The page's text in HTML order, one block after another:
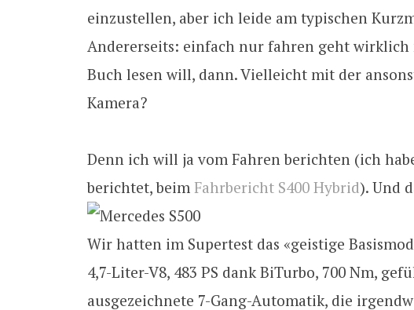
einzustellen, aber ich leide am typischen
Andererseits: einfach nur fahren geht
Buch lesen will, dann. Vielleicht mit der
Kamera?
Denn ich will ja vom Fahren berichten (ich
berichtet, beim Fahrbericht S400 Hybrid). Und
Wir hatten im Supertest das «geistige
4,7-Liter-V8, 483 PS dank BiTurbo, 700 Nm,
ausgezeichnete 7-Gang-Automatik, die